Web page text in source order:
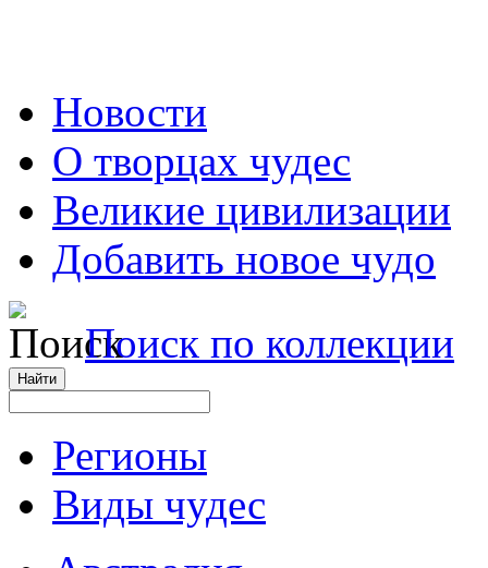
Новости
О творцах чудес
Великие цивилизации
Добавить новое чудо
Поиск по коллекции
Регионы
Виды чудес